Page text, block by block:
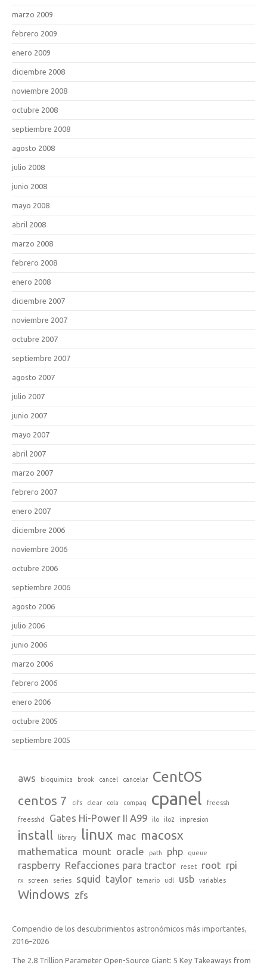
marzo 2009
febrero 2009
enero 2009
diciembre 2008
noviembre 2008
octubre 2008
septiembre 2008
agosto 2008
julio 2008
junio 2008
mayo 2008
abril 2008
marzo 2008
febrero 2008
enero 2008
diciembre 2007
noviembre 2007
octubre 2007
septiembre 2007
agosto 2007
julio 2007
junio 2007
mayo 2007
abril 2007
marzo 2007
febrero 2007
enero 2007
diciembre 2006
noviembre 2006
octubre 2006
septiembre 2006
agosto 2006
julio 2006
junio 2006
marzo 2006
febrero 2006
enero 2006
octubre 2005
septiembre 2005
aws bioquimica brook cancel cancelar CentOS
centos 7 cifs clear cola compaq cpanel freessh
freesshd Gates Hi-Power II A99 ilo ilo2 impresion
install library linux mac macosx
mathematica mount oracle path php queue
raspberry Refacciones para tractor reset root rpi
rx screen series squid taylor temario udl usb variables
Windows zfs
Compendio de los descubrimientos astronómicos más importantes,
2016–2026
The 2.8 Trillion Parameter Open-Source Giant: 5 Key Takeaways from